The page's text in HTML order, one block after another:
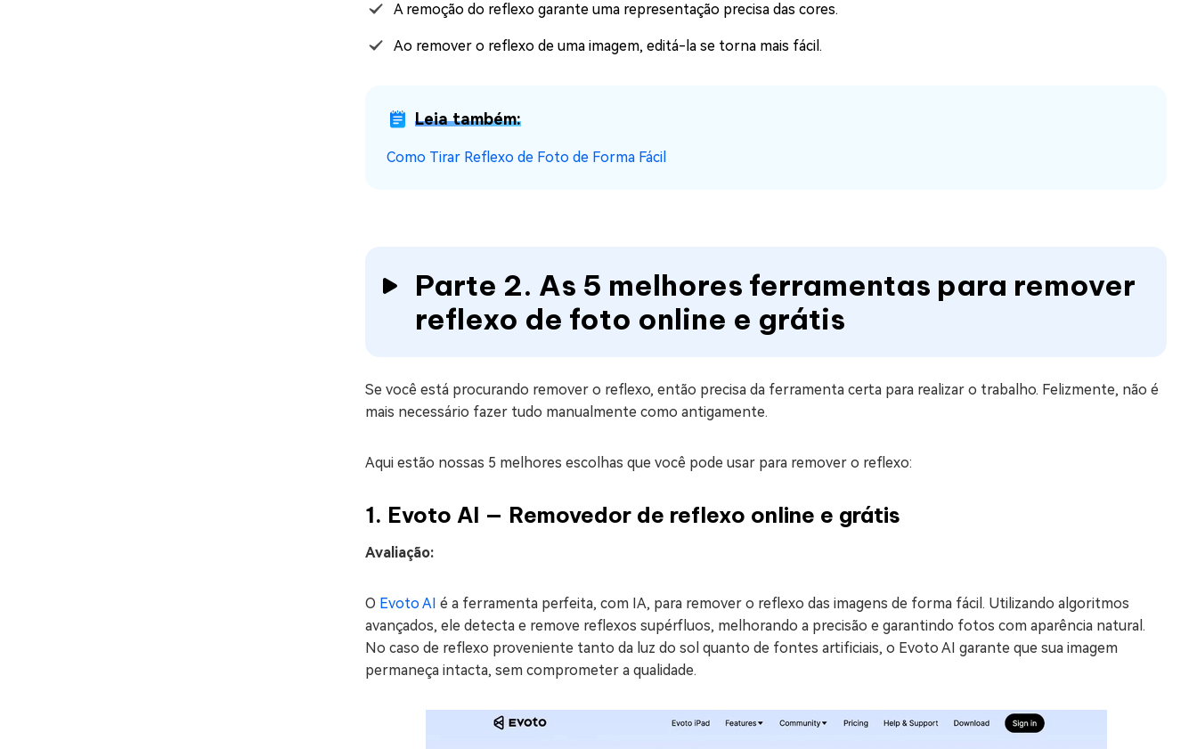
A remoção do reflexo garante uma representação precisa das cores.
Ao remover o reflexo de uma imagem, editá-la se torna mais fácil.
Leia também:
Como Tirar Reflexo de Foto de Forma Fácil
Parte 2. As 5 melhores ferramentas para remover
reflexo de foto online e grátis
Se você está procurando remover o reflexo, então precisa da ferramenta certa para realizar o trabalho. Felizmente, não é
mais necessário fazer tudo manualmente como antigamente.
Aqui estão nossas 5 melhores escolhas que você pode usar para remover o reflexo:
1. Evoto AI — Removedor de reflexo online e grátis
Avaliação:
O Evoto AI é a ferramenta perfeita, com IA, para remover o reflexo das imagens de forma fácil. Utilizando algoritmos
avançados, ele detecta e remove reflexos supérfluos, melhorando a precisão e garantindo fotos com aparência natural.
No caso de reflexo proveniente tanto da luz do sol quanto de fontes artificiais, o Evoto AI garante que sua imagem
permaneça intacta, sem comprometer a qualidade.